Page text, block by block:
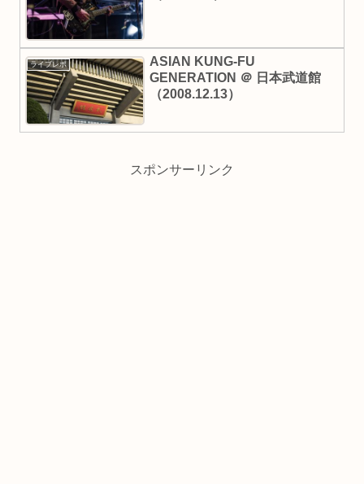
ライブレポ
ASIAN KUNG-FU
GENERATION ＠ 日本武道館
（2008.12.13）
スポンサーリンク